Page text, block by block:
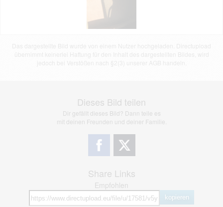
Dieses Bild teilen
Dir gefällt dieses Bild? Dann teile es
mit deinen Freunden und deiner Familie.
Share Links
Empfohlen
kopieren